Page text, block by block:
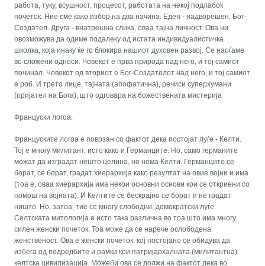
работа, туку, всушност, процесот, работата на некој подлабок
почеток. Ние сме како избор на два начина. Еден - надворешен, Бог-
Создател. Друга - внатрешна слика, оваа тајна личност. Ова ни
овозможува да одиме подалеку од истата индивидуалистичка
школка, која инаку ќе го блокира нашиот духовен развој. Се наоѓаме
во сложени односи. Човекот е прва природа над него, и тој самиот
починал. Човекот од вториот е Бог-Создателот над него, и тој самиот
е роб. И трето лице, тајната (апофатична), речиси суперхумани
(пријател на Бога), што одговара на божествената мистерија
Француски логоа.
Француските логоа е поврзан со фактот дека постојат луѓе - Келти.
Тој е многу милитант, исто како и Германците. Но, само германите
можат да изградат нешто целина, но нема Келти. Германците се
борат, се борат, градат хиерархија како резултат на овие војни и има
(тоа е, оваа хиерархија има некои основни основи кои се откриени со
помош на војната). И Келтите се бескрајно се борат и не градат
ништо. Но, затоа, тие се многу слободни, демократски луѓе.
Селтската митологија е исто така различна во тоа што има многу
силен женски почеток. Тоа може да се нарече ослободена
женственост. Ова е женски почеток, кој постојано се обидува да
избега од подредбите и рамки кои патријархалната (милитантна)
келтска цивилизација. Можеби ова се должи на фактот дека во